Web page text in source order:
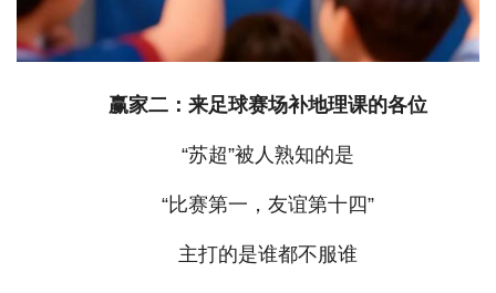
赢家二：来足球赛场补地理课的各位
“苏超”被人熟知的是
“比赛第一，友谊第十四”
主打的是谁都不服谁